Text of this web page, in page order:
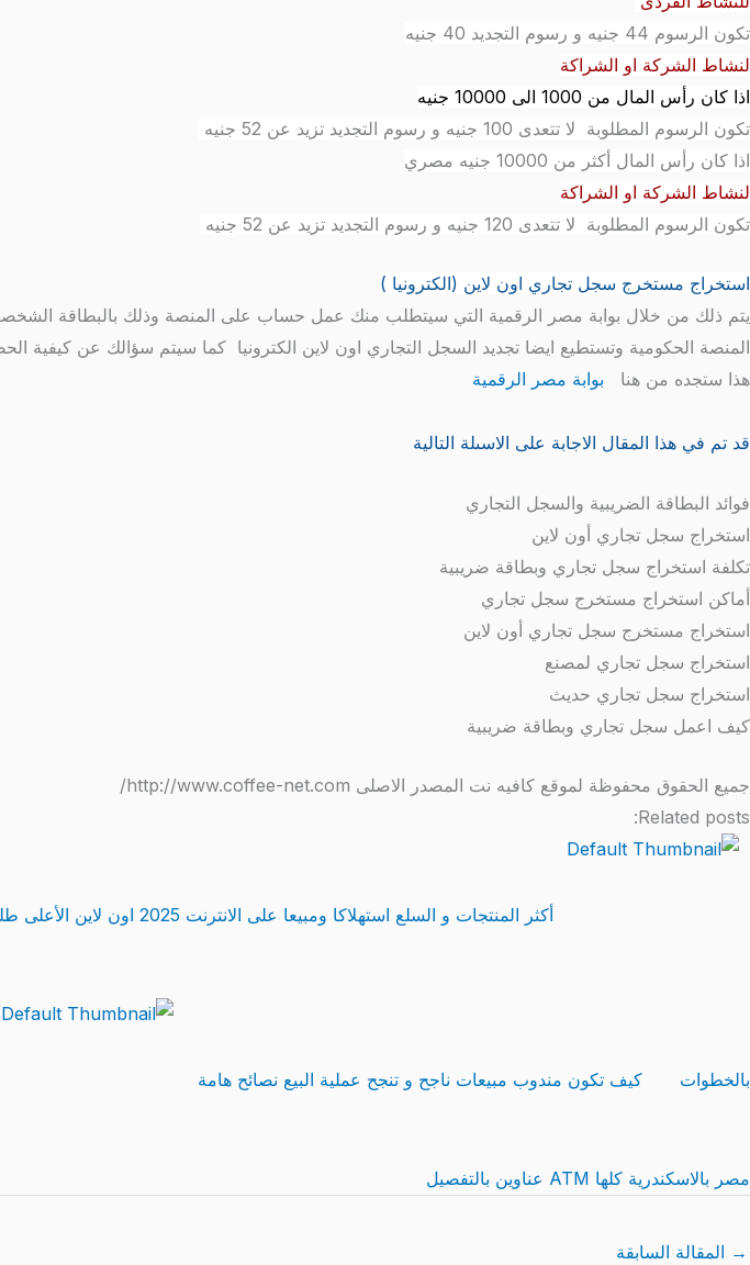
تكون الرسوم 44 جنيه و رسوم التجديد 40 جنيه
لنشاط الشركة او الشراكة
اذا كان رأس المال من 1000 الى 10000 جنيه
تكون الرسوم المطلوبة لا تتعدى 100 جنيه و رسوم التجديد تزيد عن 52 جنيه
اذا كان رأس المال أكثر من 10000 جنيه مصري
لنشاط الشركة او الشراكة
تكون الرسوم المطلوبة لا تتعدى 120 جنيه و رسوم التجديد تزيد عن 52 جنيه
استخراج مستخرج سجل تجاري اون لاين (الكترونيا )
يتم ذلك من خلال بوابة مصر الرقمية التي سيتطلب منك عمل حساب على المنصة وذلك بالبطاقة
المنصة الحكومية وتستطيع ايضا تجديد السجل التجاري اون لاين الكترونيا كما سيتم سؤالك عن
هذا ستجده من هنا بوابة مصر الرقمية
قد تم في هذا المقال الاجابة على الاسىلة التالية
فوائد البطاقة الضريبية والسجل التجاري
استخراج سجل تجاري أون لاين
تكلفة استخراج سجل تجاري وبطاقة ضريبية
أماكن استخراج مستخرج سجل تجاري
استخراج مستخرج سجل تجاري أون لاين
استخراج سجل تجاري لمصنع
استخراج سجل تجاري حديث
كيف اعمل سجل تجاري وبطاقة ضريبية
جميع الحقوق محفوظة لموقع كافيه نت المصدر الاصلى http://www.coffee-net.com/
Related posts:
أكثر المنتجات و السلع استهلاكا ومبيعا على الانترنت 2025 اون لاين الأعلى طلبا
بالخطوات كيف تكون مندوب مبيعات ناجح و تنجح عملية البيع نصائح هامة
مصر بالاسكندرية كلها ATM عناوين بالتفصيل
→ المقالة السابقة